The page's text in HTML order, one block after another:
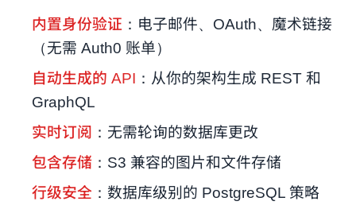
内置身份验证 ：电子邮件、OAuth、魔术链接
（无需 Auth0 账单）
自动生成的 API ：从你的架构生成 REST 和
GraphQL
实时订阅 ：无需轮询的数据库更改
包含存储 ：S3 兼容的图片和文件存储
行级安全 ：数据库级别的 PostgreSQL 策略